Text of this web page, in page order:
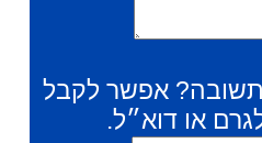
אפשר לקבל
או דוא״ל.